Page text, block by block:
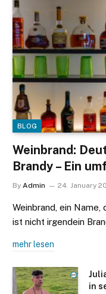
BLOG
Weinbrand:
Brandy – Ein
By Admin 24. January
Weinbrand, ein
ist nicht irgendein
mehr lesen
in